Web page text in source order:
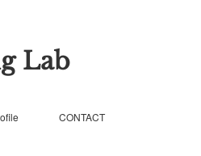
Lab
CONTACT